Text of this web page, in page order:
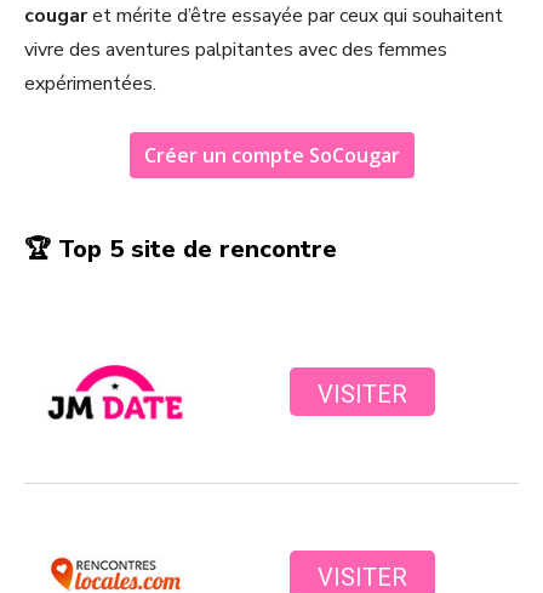
cougaret mérite d’être essayée par ceux qui souhaitent
vivre des aventures palpitantes avec des femmes
expérimentées.
Créer un compte SoCougar
🏆 Top 5 site de rencontre
VISITER
VISITER